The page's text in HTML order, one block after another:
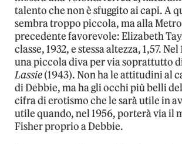
talento che non è sfuggito ai capi. A
sembra troppo piccola, ma alla Metro
precedente favorevole: Elizabeth
classe, 1932, e stessa altezza, 1,57.
una piccola diva per via soprattutto
Lassie(1943). Non ha le attitudini al
di Debbie, ma ha gli occhi più belli
cifra di erotismo che le sarà utile in
utile quando, nel 1956, porterà via il
Fisher proprio a Debbie.